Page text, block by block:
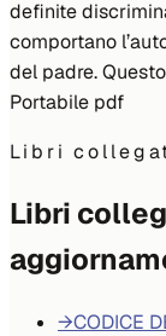
definite
comportano
del padre.
Portabile pdf
Libri
Libri
→CODICE